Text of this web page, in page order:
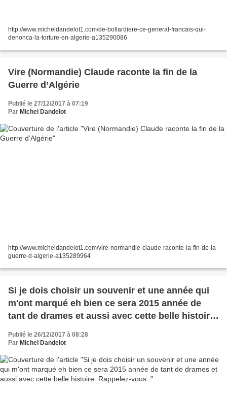
http://www.micheldandelot1.com/de-bollardiere-ce-general-francais-qui-
denonca-la-torture-en-algerie-a135290086
Vire (Normandie) Claude raconte la fin de la
Guerre d’Algérie
Publié le 27/12/2017 à 07:19
Par Michel Dandelot
http://www.micheldandelot1.com/vire-normandie-claude-raconte-la-fin-de-la-
guerre-d-algerie-a135289964
Si je dois choisir un souvenir et une année qui
m'ont marqué eh bien ce sera 2015 année de
tant de drames et aussi avec cette belle histoire.
Publié le 26/12/2017 à 08:28
Par Michel Dandelot